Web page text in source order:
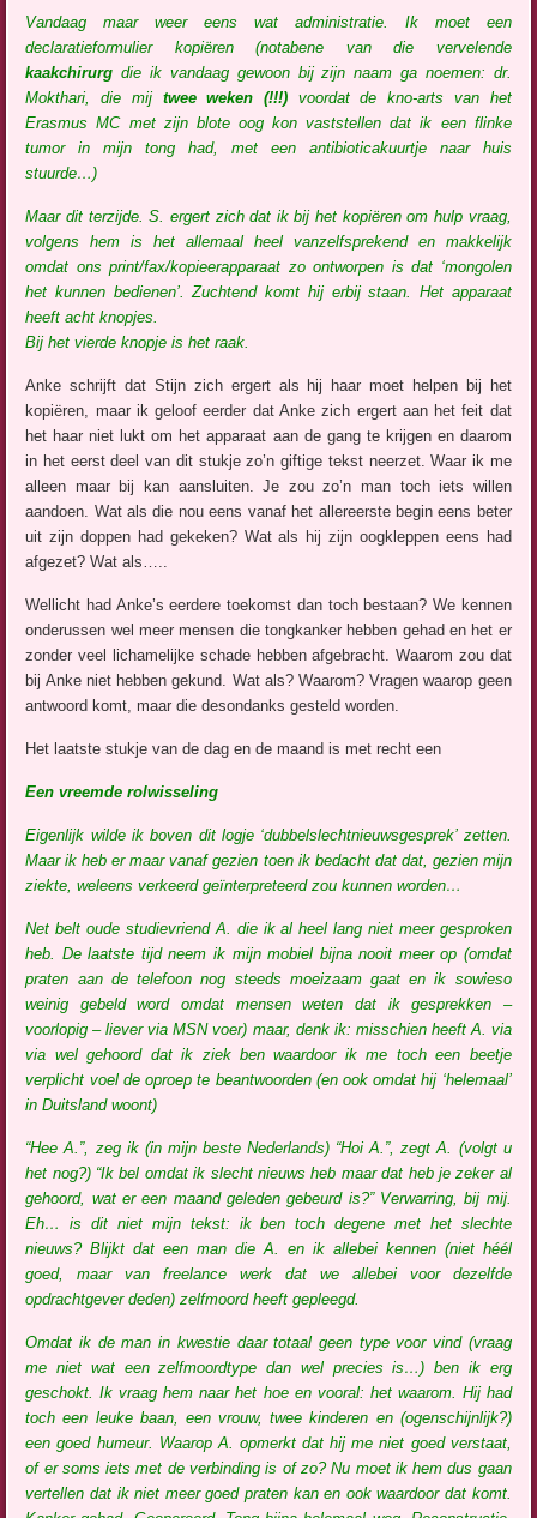
Vandaag maar weer eens wat administratie. Ik moet een
declaratieformulier kopiëren (notabene van die vervelende
kaakchirurg die ik vandaag gewoon bij zijn naam ga noemen: dr.
Mokthari, die mij twee weken (!!!) voordat de kno-arts van het
Erasmus MC met zijn blote oog kon vaststellen dat ik een flinke
tumor in mijn tong had, met een antibioticakuurtje naar huis
stuurde…)
Maar dit terzijde. S. ergert zich dat ik bij het kopiëren om hulp vraag,
volgens hem is het allemaal heel vanzelfsprekend en makkelijk
omdat ons print/fax/kopieerapparaat zo ontworpen is dat ‘mongolen
het kunnen bedienen’. Zuchtend komt hij erbij staan. Het apparaat
heeft acht knopjes.
Bij het vierde knopje is het raak.
Anke schrijft dat Stijn zich ergert als hij haar moet helpen bij het
kopiëren, maar ik geloof eerder dat Anke zich ergert aan het feit dat
het haar niet lukt om het apparaat aan de gang te krijgen en daarom
in het eerst deel van dit stukje zo’n giftige tekst neerzet. Waar ik me
alleen maar bij kan aansluiten. Je zou zo’n man toch iets willen
aandoen. Wat als die nou eens vanaf het allereerste begin eens beter
uit zijn doppen had gekeken? Wat als hij zijn oogkleppen eens had
afgezet? Wat als…..
Wellicht had Anke’s eerdere toekomst dan toch bestaan? We kennen
onderussen wel meer mensen die tongkanker hebben gehad en het er
zonder veel lichamelijke schade hebben afgebracht. Waarom zou dat
bij Anke niet hebben gekund. Wat als? Waarom? Vragen waarop geen
antwoord komt, maar die desondanks gesteld worden.
Het laatste stukje van de dag en de maand is met recht een
Een vreemde rolwisseling
Eigenlijk wilde ik boven dit logje ‘dubbelslechtnieuwsgesprek’ zetten.
Maar ik heb er maar vanaf gezien toen ik bedacht dat dat, gezien mijn
ziekte, weleens verkeerd geïnterpreteerd zou kunnen worden…
Net belt oude studievriend A. die ik al heel lang niet meer gesproken
heb. De laatste tijd neem ik mijn mobiel bijna nooit meer op (omdat
praten aan de telefoon nog steeds moeizaam gaat en ik sowieso
weinig gebeld word omdat mensen weten dat ik gesprekken –
voorlopig – liever via MSN voer) maar, denk ik: misschien heeft A. via
via wel gehoord dat ik ziek ben waardoor ik me toch een beetje
verplicht voel de oproep te beantwoorden (en ook omdat hij ‘helemaal’
in Duitsland woont)
“Hee A.”, zeg ik (in mijn beste Nederlands) “Hoi A.”, zegt A. (volgt u
het nog?) “Ik bel omdat ik slecht nieuws heb maar dat heb je zeker al
gehoord, wat er een maand geleden gebeurd is?” Verwarring, bij mij.
Eh… is dit niet mijn tekst: ik ben toch degene met het slechte
nieuws? Blijkt dat een man die A. en ik allebei kennen (niet héél
goed, maar van freelance werk dat we allebei voor dezelfde
opdrachtgever deden) zelfmoord heeft gepleegd.
Omdat ik de man in kwestie daar totaal geen type voor vind (vraag
me niet wat een zelfmoordtype dan wel precies is…) ben ik erg
geschokt. Ik vraag hem naar het hoe en vooral: het waarom. Hij had
toch een leuke baan, een vrouw, twee kinderen en (ogenschijnlijk?)
een goed humeur. Waarop A. opmerkt dat hij me niet goed verstaat,
of er soms iets met de verbinding is of zo? Nu moet ik hem dus gaan
vertellen dat ik niet meer goed praten kan en ook waardoor dat komt.